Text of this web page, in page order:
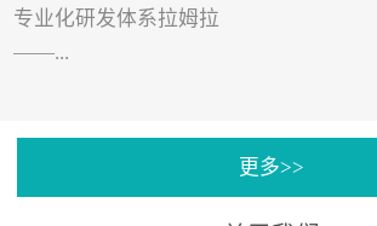
专业化研发体系拉姆拉
——...
更多>>